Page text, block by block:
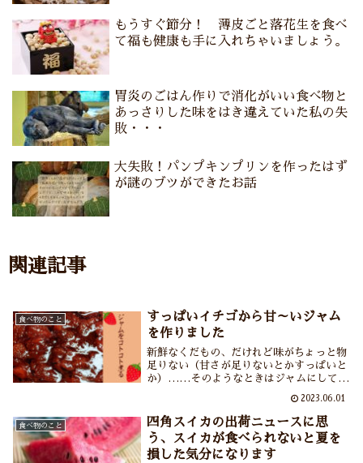
もうすぐ節分！ 薄皮ごと落花生を食べ
て福も健康も手に入れちゃいましょう。
胃炎のごはん作りで消化がいい食べ物と
あっさりした味をはき違えていた私の失
敗・・・
大失敗！パンプキンプリンを作ったはず
が謎のブツができたお話
関連記事
食べ物のこと
すっぱいイチゴから甘～いジャム
を作りました
新鮮なくだもの、だけれど味がちょっと物
足りない（甘さが足りないとかすっぱいと
か）……そのようなときはジャムにしてし
作りました。自家製のいいところはお砂糖
を控えめにできるところ。でも控えめにし
過ぎてとろみの足りないさらりとしたジャ
ムになってしまいました。
2023.06.01
食べ物のこと
四角スイカの出荷ニュースに思
う、スイカが食べられないと夏を
損した気分になります